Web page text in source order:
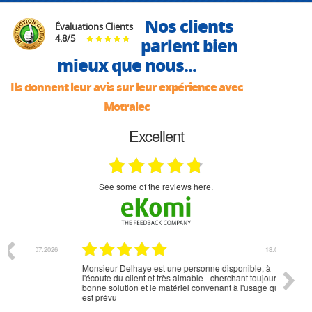
Évaluations Clients
4.8/5
Nos clients
parlent bien
mieux que nous...
Ils donnent leur avis sur leur expérience avec
Motralec
Excellent
see some of the reviews here.
Monsieur Delhaye est une personne disponible, à
l'écoute du client et très aimable - cherchant toujours la
bonne solution et le matériel convenant à l'usage qui en